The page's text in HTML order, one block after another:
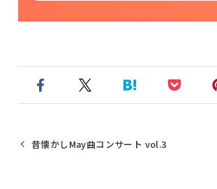
昔懐かしMay曲コンサート vol.3